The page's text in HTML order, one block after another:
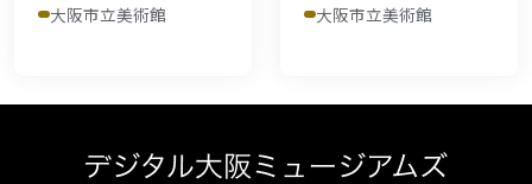
大阪市立美術館 大阪市立美術館